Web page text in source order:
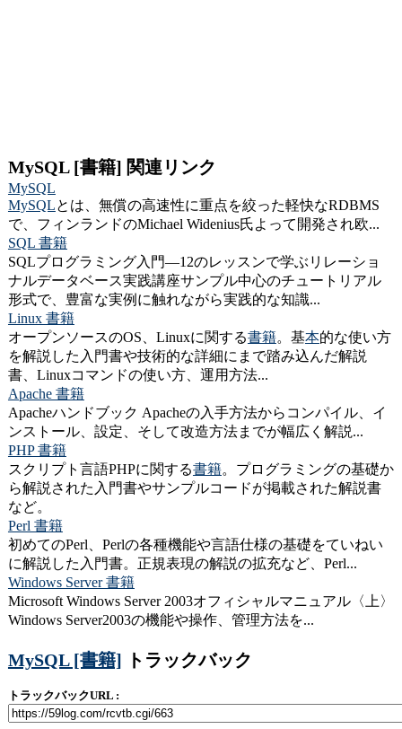
MySQL [書籍] 関連リンク
MySQL
MySQLとは、無償の高速性に重点を絞った軽快なRDBMS
で、フィンランドのMichael Widenius氏よって開発され欧...
SQL 書籍
SQLプログラミング入門―12のレッスンで学ぶリレーショ
ナルデータベース実践講座サンプル中心のチュートリアル
形式で、豊富な実例に触れながら実践的な知識...
Linux 書籍
オープンソースのOS、Linuxに関する書籍。基本的な使い方
を解説した入門書や技術的な詳細にまで踏み込んだ解説
書、Linuxコマンドの使い方、運用方法...
Apache 書籍
Apacheハンドブック Apacheの入手方法からコンパイル、イ
ンストール、設定、そして改造方法までが幅広く解説...
PHP 書籍
スクリプト言語PHPに関する書籍。プログラミングの基礎か
ら解説された入門書やサンプルコードが掲載された解説書
など。
Perl 書籍
初めてのPerl、Perlの各種機能や言語仕様の基礎をていねい
に解説した入門書。正規表現の解説の拡充など、Perl...
Windows Server 書籍
Microsoft Windows Server 2003オフィシャルマニュアル〈上〉
Windows Server2003の機能や操作、管理方法を...
MySQL [書籍] トラックバック
トラックバックURL :